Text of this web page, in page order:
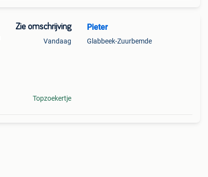
Zie omschrijving
Vandaag
Topzoekertje
Pieter
Glabbeek-Zuurbemde